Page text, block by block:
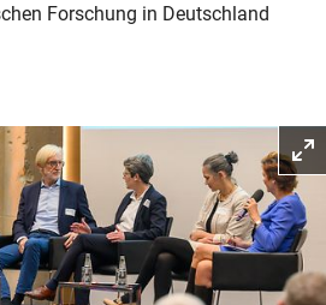
Forschung in Deutschland